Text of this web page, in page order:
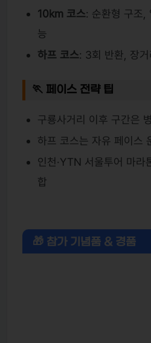
10km 코스: 순환형 구조,
능
하프 코스: 3회 반환, 장
🏃 페이스 전략 팁
구룡사거리 이후 구간은
하프 코스는 자유 페이스
인천·YTN 서울투어 마라
합
🎁 참가 기념품 & 경품